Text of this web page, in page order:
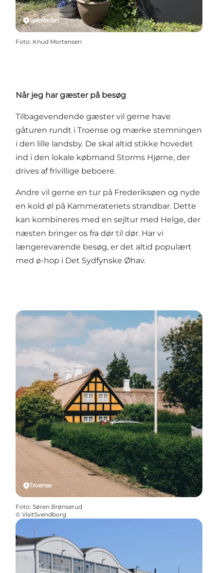
Spiseladen
Foto: Knud Mortensen
Når jeg har gæster på besøg
Tilbagevendende gæster vil gerne have
gåturen rundt i Troense og mærke stemningen
i den lille landsby. De skal altid stikke hovedet
ind i den lokale købmand Storms Hjørne, der
drives af frivillige beboere.
Andre vil gerne en tur på Frederiksøen og nyde
en kold øl på Kammerateriets strandbar. Dette
kan kombineres med en sejltur med Helge, der
næsten bringer os fra dør til dør. Har vi
længerevarende besøg, er det altid populært
med ø-hop i Det Sydfynske Øhav.
Troense
Foto: Søren Brønserud
© VisitSvendborg